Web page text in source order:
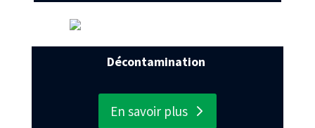
Décontamination
En savoir plus